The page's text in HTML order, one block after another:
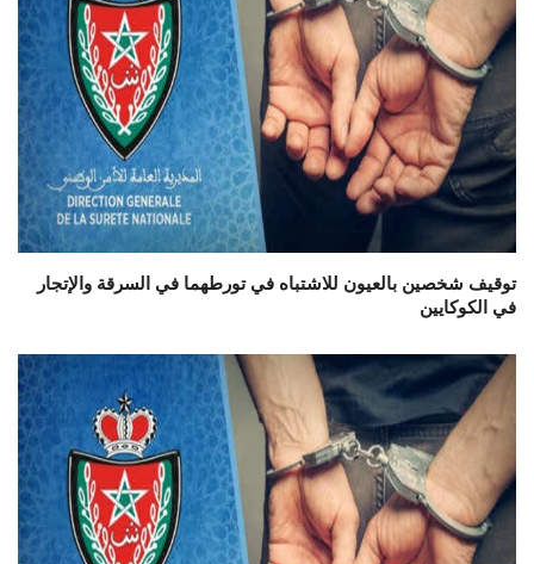
توقيف شخصين بالعيون للاشتباه في تورطهما في السرقة والإتجار
في الكوكايين